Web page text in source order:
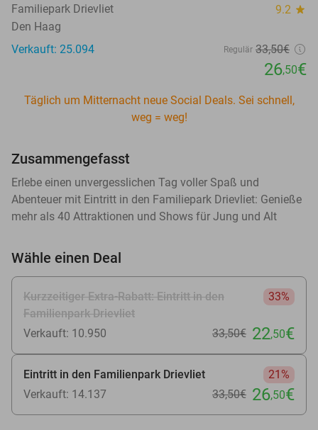
Familiepark Drievliet 9.2 star
Den Haag
Verkauft: 25.094
Regulär 33,50€
26,50€
Täglich um Mitternacht neue Social Deals. Sei schnell,
weg = weg!
Zusammengefasst
Erlebe einen unvergesslichen Tag voller Spaß und
Abenteuer mit Eintritt in den Familiepark Drievliet: Genieße
mehr als 40 Attraktionen und Shows für Jung und Alt
Wähle einen Deal
Kurzzeitiger Extra-Rabatt: Eintritt in den
Familienpark Drievliet
33%
Verkauft: 10.950 33,50€ 22,50€
Eintritt in den Familienpark Drievliet
21%
Verkauft: 14.137
33,50€ 26,50€